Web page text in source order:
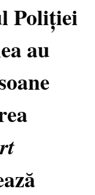
Poliției
au